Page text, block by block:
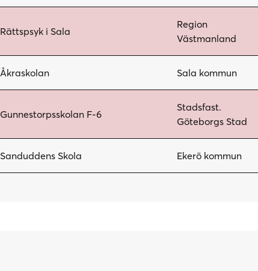
Rättspsyk i Sala
Region
Västmanland
Åkraskolan Sala kommun
Gunnestorpsskolan F-6
Stadsfast.
Göteborgs Stad
Sanduddens Skola Ekerö kommun